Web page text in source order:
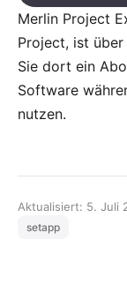
Merlin Project
Project, ist
Sie dort ein
Software
nutzen.
Aktualisiert: 5. Juli
setapp